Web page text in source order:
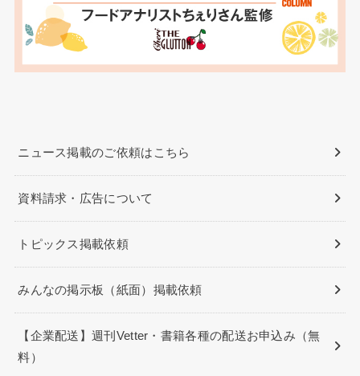
ニュース掲載のご依頼はこちら
資料請求・広告について
トピックス掲載依頼
みんなの掲示板（紙面）掲載依頼
【企業配送】週刊Vetter・書籍各種の配送お申込み（無
料）